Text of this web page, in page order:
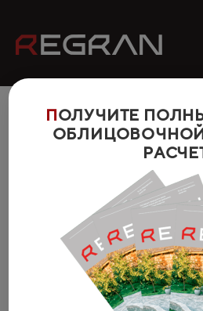
Главная › Гранит ›
Плитка облицовочная
Плитка облицовочная С
ПОЛУЧИТЕ